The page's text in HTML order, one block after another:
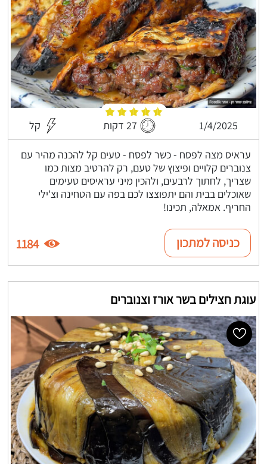
1/4/2025 27 דקות קל
עראיס מצה לפסח - כשר לפסח - טעים קל להכנה מהיר עם
צנוברים קלויים ופיצוץ של טעם, רק להרטיב מצות כמו
שצריך, לחתוך לרבעים, ולהכין מיני עראיסים טעימים
שאוכלים בבית והם יתפוצצו לכם בפה עם הטחינה וצ'ילי
החריף. אמאלה, תכינו!
כניסה למתכון 1184
עוגת חצילים בשר אורז וצנוברים